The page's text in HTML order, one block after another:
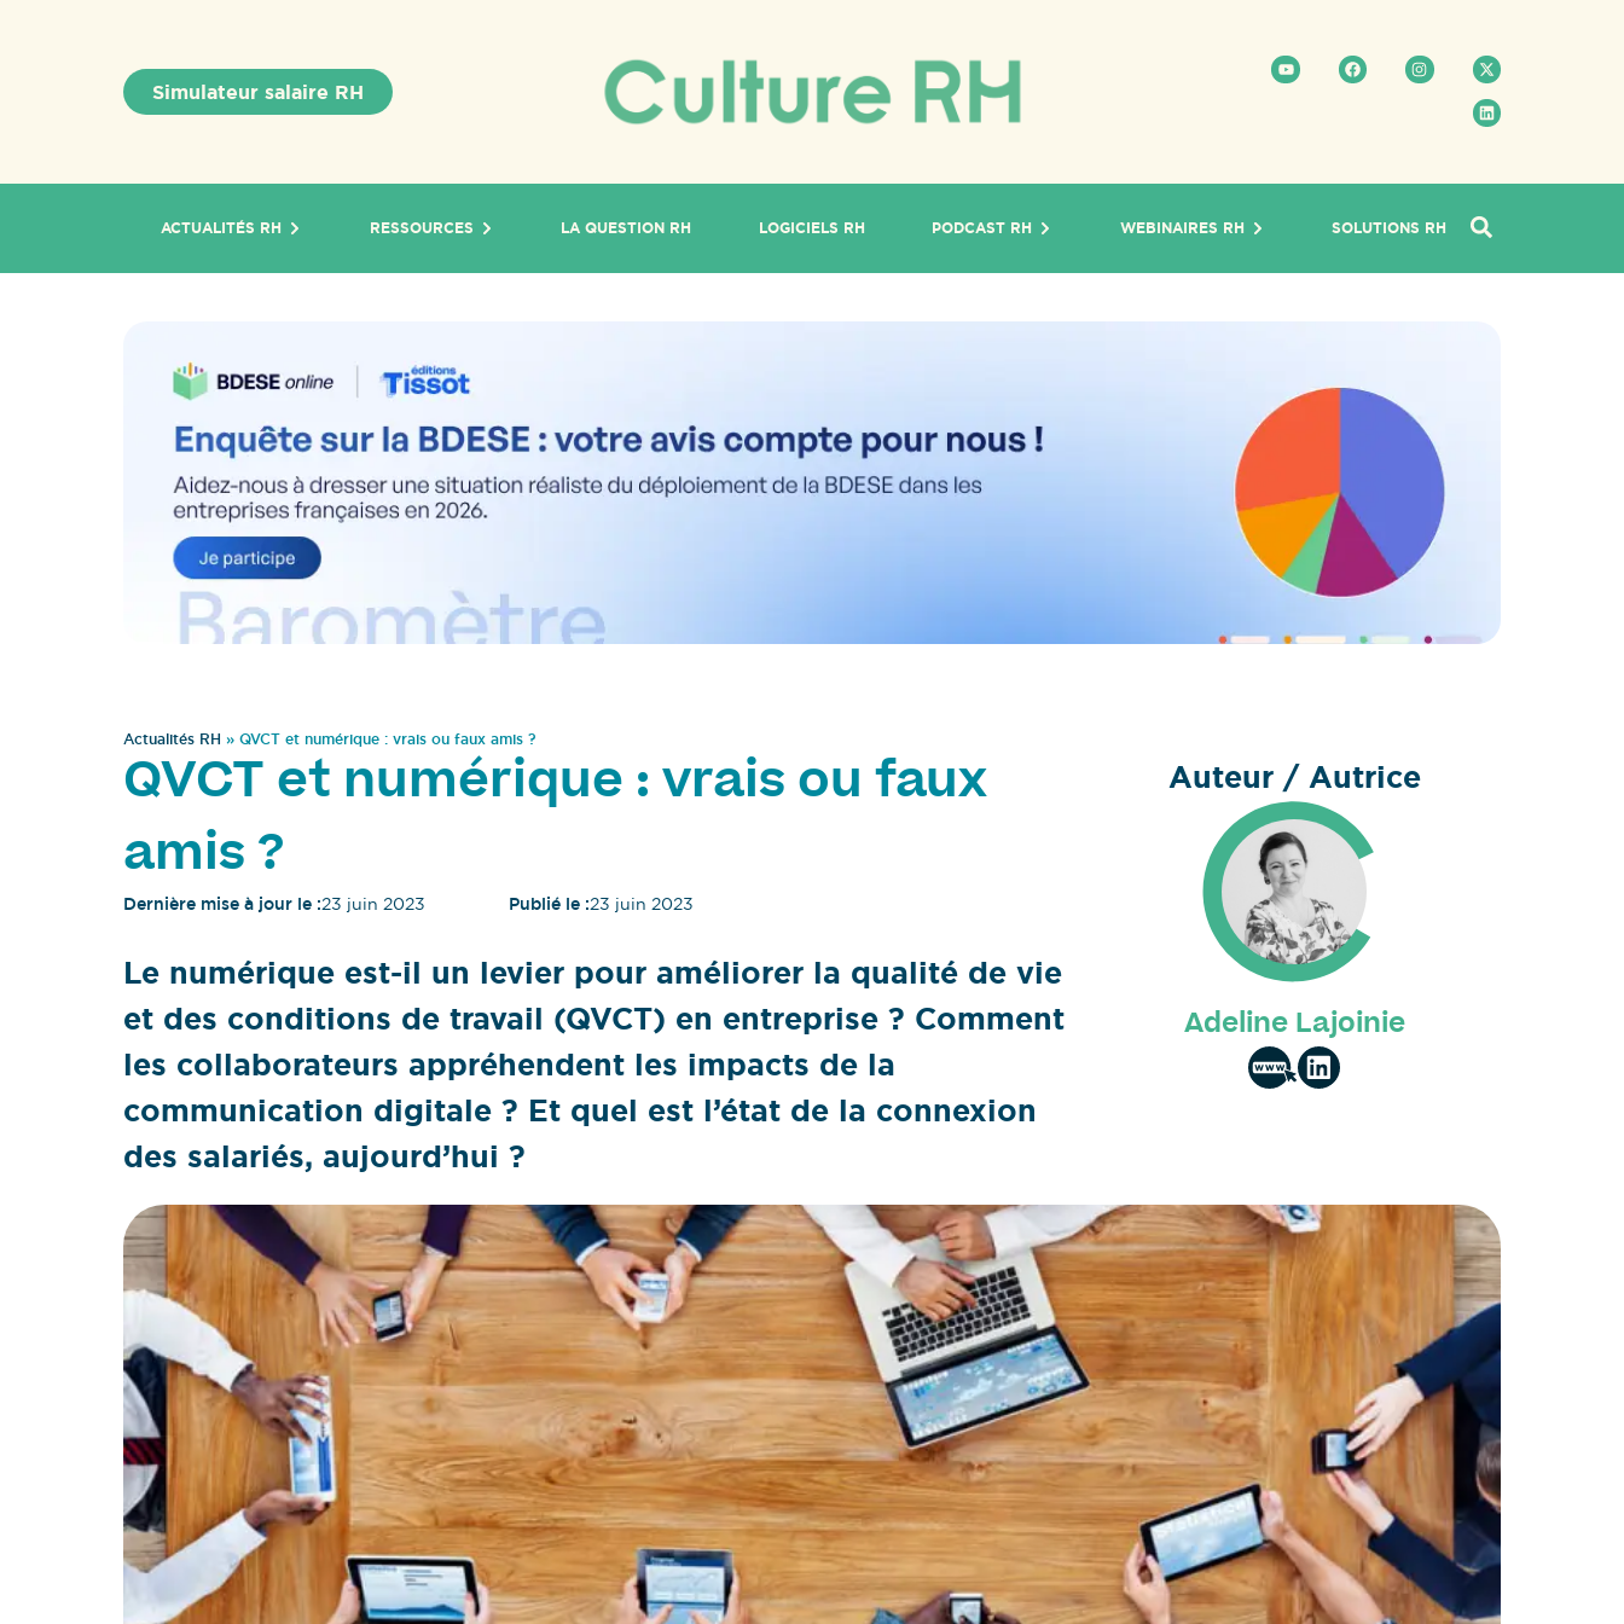
Simulateur salaire RH
ACTUALITÉS RH RESSOURCES LA QUESTION RH LOGICIELS RH PODCAST RH WEBINAIRES RH SOLUTIONS RH
Actualités RH » QVCT et numérique : vrais ou faux amis ?
QVCT et numérique : vrais ou faux
amis ?
Dernière mise à jour le :23 juin 2023 Publié le :23 juin 2023
Le numérique est-il un levier pour améliorer la qualité de vie
et des conditions de travail (QVCT) en entreprise ? Comment
les collaborateurs appréhendent les impacts de la
communication digitale ? Et quel est l’état de la connexion
des salariés, aujourd’hui ?
Auteur / Autrice
Adeline Lajoinie